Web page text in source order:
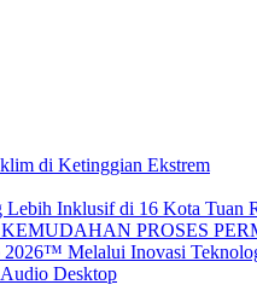
di Ketinggian Ekstrem
Lebih Inklusif di 16 Kota Tuan
PROSES
2026™ Melalui Inovasi
Audio Desktop